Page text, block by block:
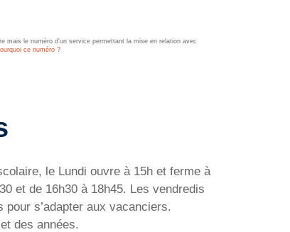
mais le numéro d’un service permettant la mise en relation avec
ce numéro ?
le Lundi ouvre à 15h et ferme à
et de 16h30 à 18h45. Les vendredis
s’adapter aux vacanciers.
des années.